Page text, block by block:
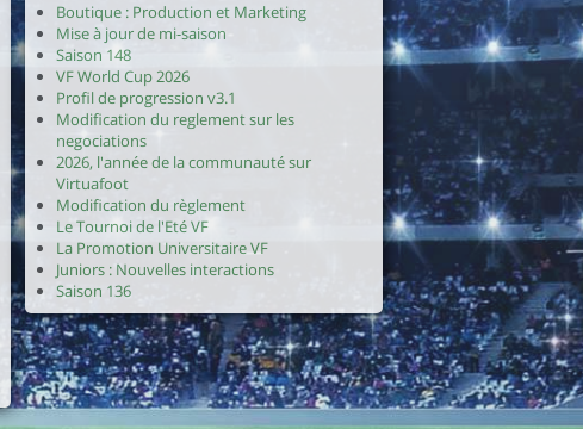
Boutique : Production et Marketing
Mise à jour de mi-saison
Saison 148
VF World Cup 2026
Profil de progression v3.1
Modification du reglement sur les
negociations
2026, l'année de la communauté sur
Virtuafoot
Modification du règlement
Le Tournoi de l'Eté VF
La Promotion Universitaire VF
Juniors : Nouvelles interactions
Saison 136